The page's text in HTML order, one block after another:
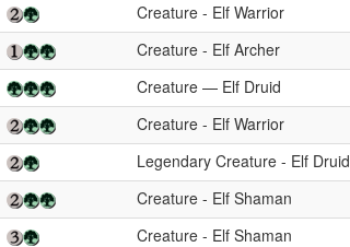
Creature - Elf Warrior
Creature - Elf Archer
Creature — Elf Druid
Creature - Elf Warrior
Legendary Creature - Elf Druid
Creature - Elf Shaman
Creature - Elf Shaman